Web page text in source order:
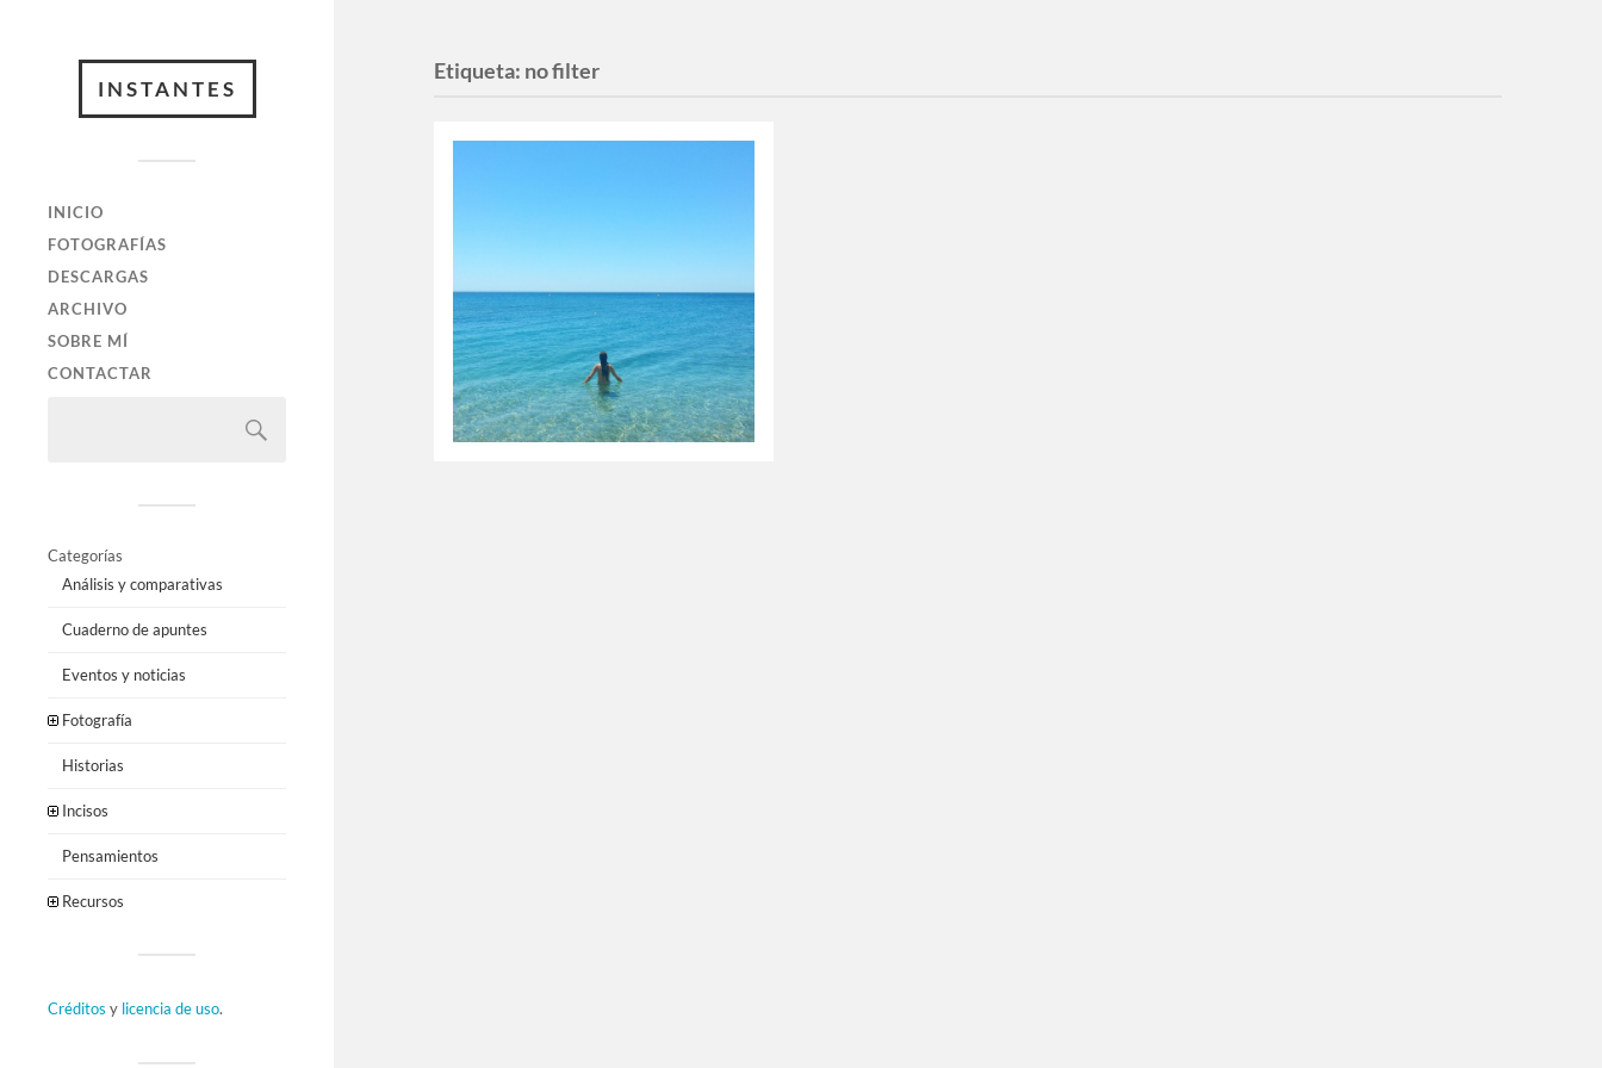
INSTANTES
INICIO
FOTOGRAFÍAS
DESCARGAS
ARCHIVO
SOBRE MÍ
CONTACTAR
Categorías
Análisis y comparativas
Cuaderno de apuntes
Eventos y noticias
Fotografía
Historias
Incisos
Pensamientos
Recursos
Créditos y licencia de uso.
Etiqueta: no filter